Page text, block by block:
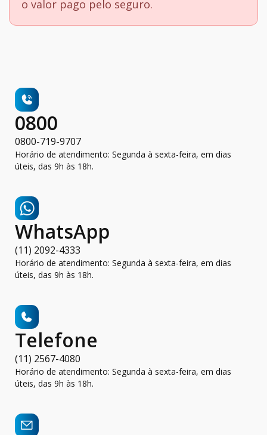
o valor pago pelo seguro.
0800
0800-719-9707
Horário de atendimento: Segunda à sexta-feira, em dias
úteis, das 9h às 18h.
WhatsApp
(11) 2092-4333
Horário de atendimento: Segunda à sexta-feira, em dias
úteis, das 9h às 18h.
Telefone
(11) 2567-4080
Horário de atendimento: Segunda à sexta-feira, em dias
úteis, das 9h às 18h.